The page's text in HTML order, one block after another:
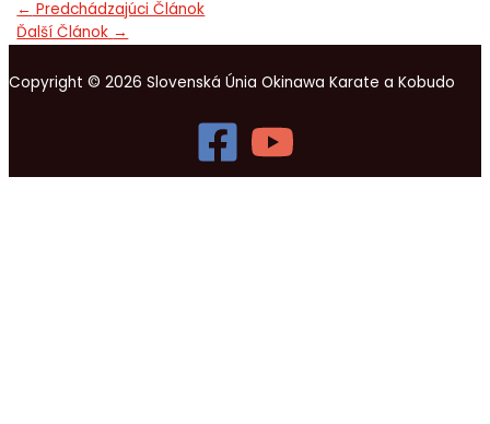
← Predchádzajúci Článok
Ďalší Článok →
Copyright © 2026 Slovenská Únia Okinawa Karate a Kobudo